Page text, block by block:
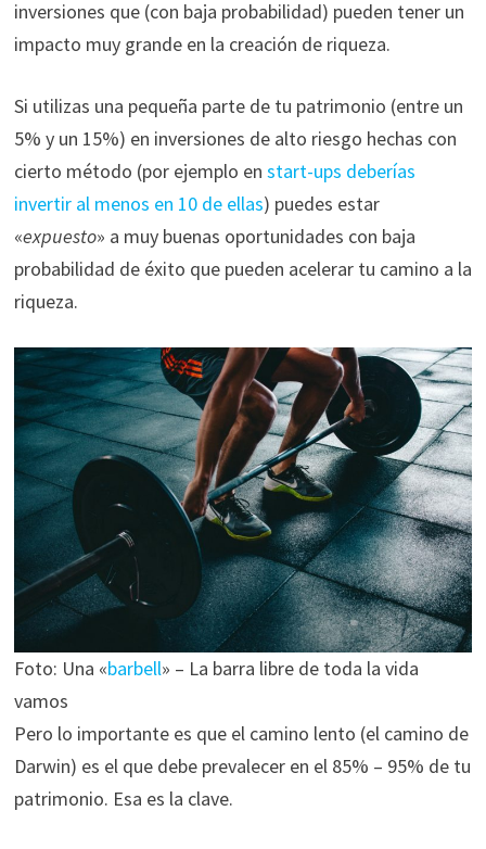
inversiones que (con baja probabilidad) pueden tener un
impacto muy grande en la creación de riqueza.
Si utilizas una pequeña parte de tu patrimonio (entre un
5% y un 15%) en inversiones de alto riesgo hechas con
cierto método (por ejemplo en start-ups deberías
invertir al menos en 10 de ellas) puedes estar
«expuesto» a muy buenas oportunidades con baja
probabilidad de éxito que pueden acelerar tu camino a la
riqueza.
Foto: Una «barbell» – La barra libre de toda la vida
vamos
Pero lo importante es que el camino lento (el camino de
Darwin) es el que debe prevalecer en el 85% – 95% de tu
patrimonio. Esa es la clave.